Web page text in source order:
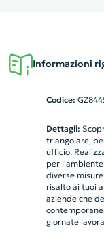
Informazioni
Codice:
Dettagli:
triangolare,
ufficio.
per
diverse
risalto ai tuoi
aziende che
giornate